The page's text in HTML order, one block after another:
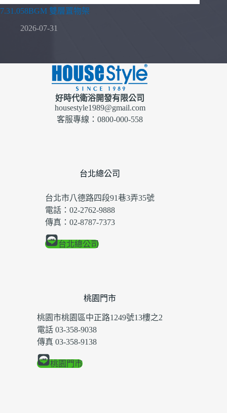
7.31.058BGM 雙層置物架
2026-07-31
好時代衛浴開發有限公司
housestyle1989@gmail.com
客服專線：0800-000-558
台北總公司
台北市八德路四段91巷3弄35號
電話：02-2762-9888
傳真：02-8787-7373
台北總公司
桃園門市
桃園市桃園區中正路1249號13樓之2
電話 03-358-9038
傳真 03-358-9138
桃園門市